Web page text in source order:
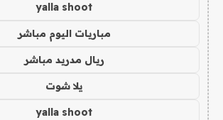
yalla shoot
مباريات اليوم مباشر
ريال مدريد مباشر
يلا شوت
yalla shoot